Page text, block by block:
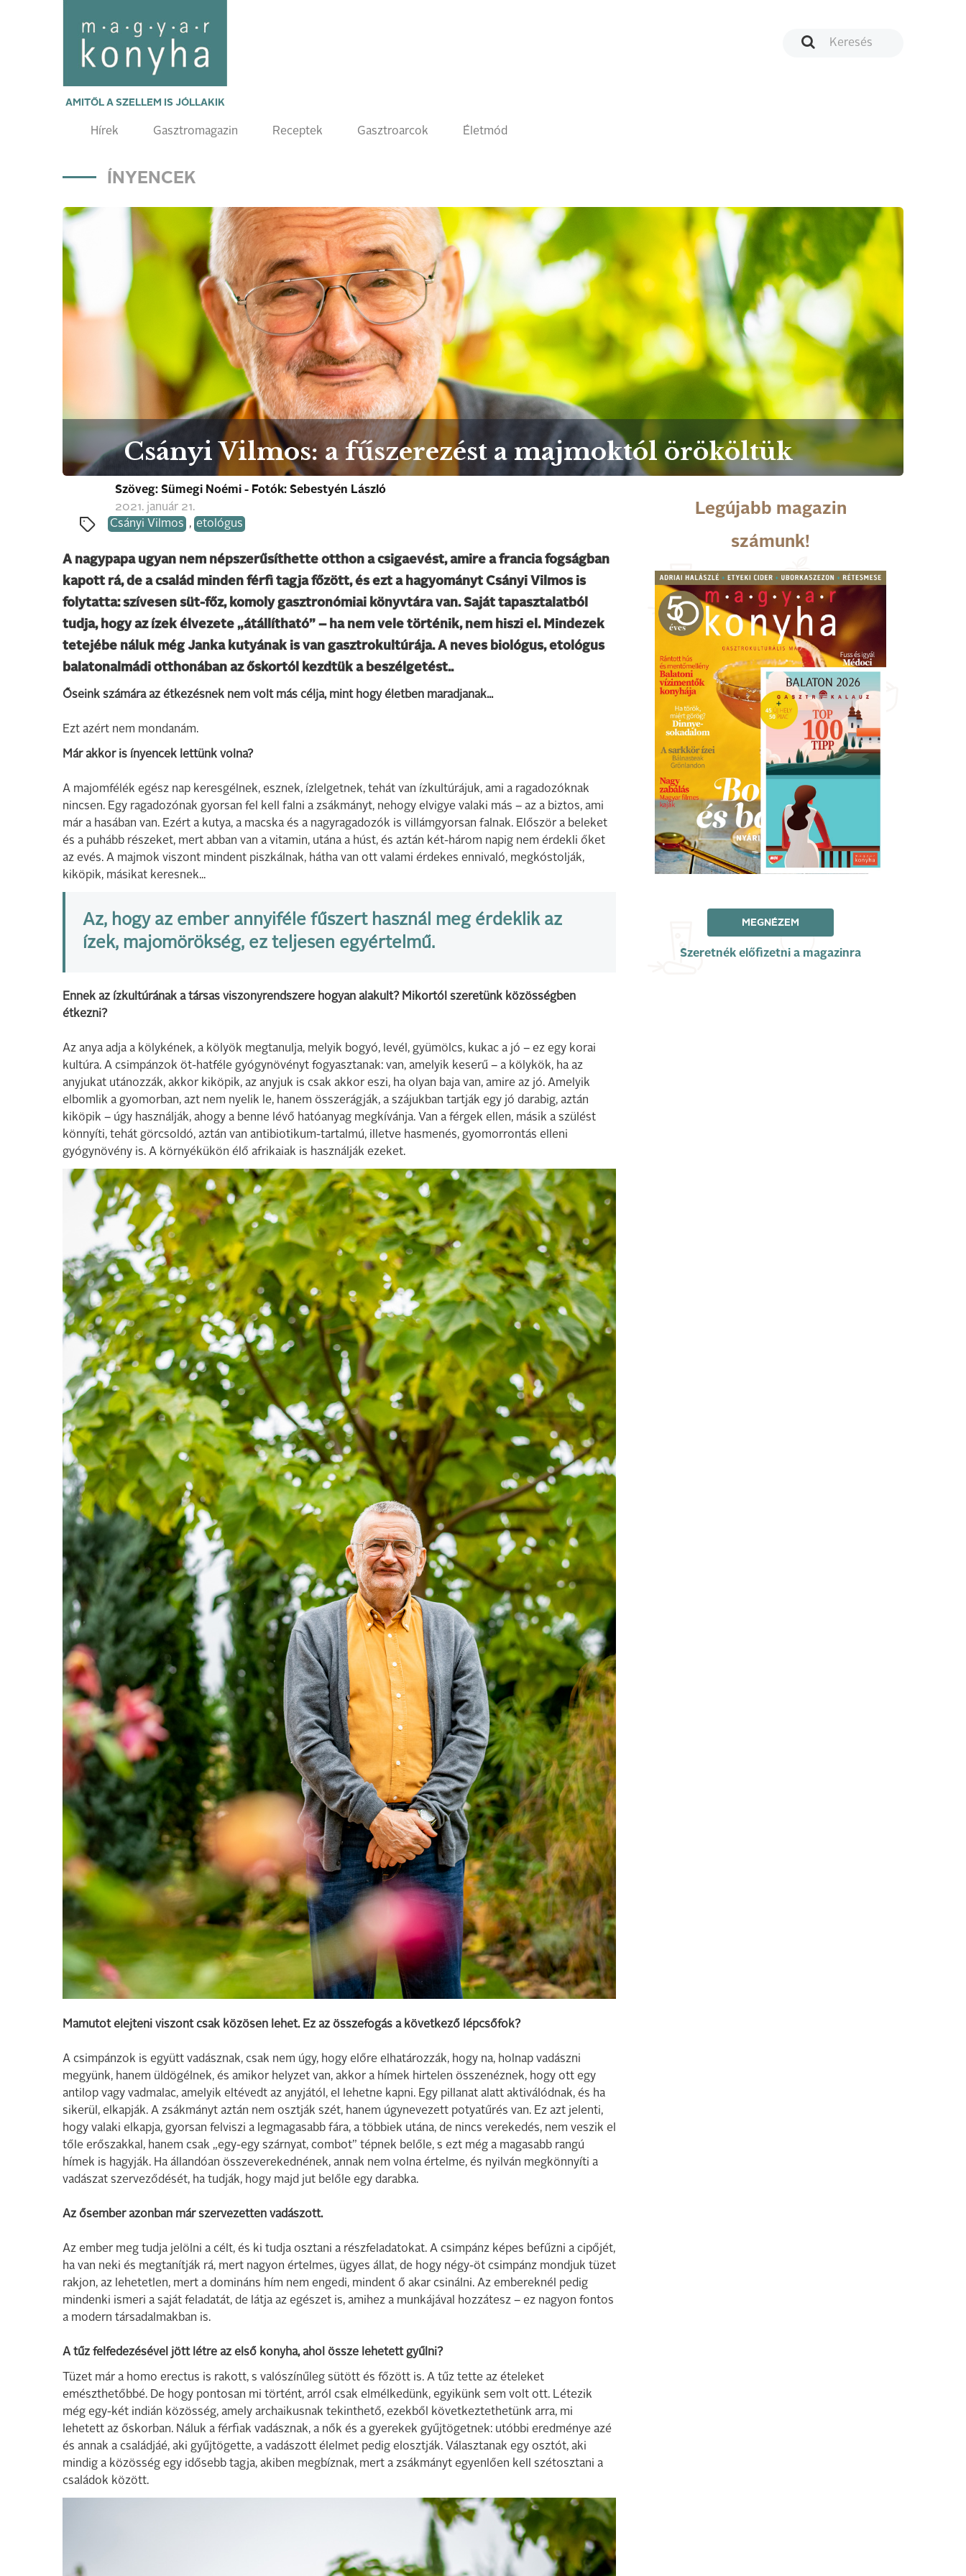
AMITŐL A SZELLEM IS JÓLLAKIK
Hírek Gasztromagazin Receptek Gasztroarcok Életmód
ÍNYENCEK
Csányi Vilmos: a fűszerezést a majmoktól örököltük
Szöveg: Sümegi Noémi - Fotók: Sebestyén László
2021. január 21.
Csányi Vilmos , etológus
A nagypapa ugyan nem népszerűsíthette otthon a csigaevést, amire a francia fogságban
kapott rá, de a család minden férfi tagja főzött, és ezt a hagyományt Csányi Vilmos is
folytatta: szívesen süt-főz, komoly gasztronómiai könyvtára van. Saját tapasztalatból
tudja, hogy az ízek élvezete „átállítható” – ha nem vele történik, nem hiszi el. Mindezek
tetejébe náluk még Janka kutyának is van gasztrokultúrája. A neves biológus, etológus
balatonalmádi otthonában az őskortól kezdtük a beszélgetést..
Őseink számára az étkezésnek nem volt más célja, mint hogy életben maradjanak...
Ezt azért nem mondanám.
Már akkor is ínyencek lettünk volna?
A majomfélék egész nap keresgélnek, esznek, ízlelgetnek, tehát van ízkultúrájuk, ami a ragadozóknak
nincsen. Egy ragadozónak gyorsan fel kell falni a zsákmányt, nehogy elvigye valaki más – az a biztos, ami
már a hasában van. Ezért a kutya, a macska és a nagyragadozók is villámgyorsan falnak. Először a beleket
és a puhább részeket, mert abban van a vitamin, utána a húst, és aztán két-három napig nem érdekli őket
az evés. A majmok viszont mindent piszkálnak, hátha van ott valami érdekes ennivaló, megkóstolják,
kiköpik, másikat keresnek...
Az, hogy az ember annyiféle fűszert használ meg érdeklik az
ízek, majomörökség, ez teljesen egyértelmű.
Ennek az ízkultúrának a társas viszonyrendszere hogyan alakult? Mikortól szeretünk közösségben
étkezni?
Az anya adja a kölykének, a kölyök megtanulja, melyik bogyó, levél, gyümölcs, kukac a jó – ez egy korai
kultúra. A csimpánzok öt-hatféle gyógynövényt fogyasztanak: van, amelyik keserű – a kölykök, ha az
anyjukat utánozzák, akkor kiköpik, az anyjuk is csak akkor eszi, ha olyan baja van, amire az jó. Amelyik
elbomlik a gyomorban, azt nem nyelik le, hanem összerágják, a szájukban tartják egy jó darabig, aztán
kiköpik – úgy használják, ahogy a benne lévő hatóanyag megkívánja. Van a férgek ellen, másik a szülést
könnyíti, tehát görcsoldó, aztán van antibiotikum-tartalmú, illetve hasmenés, gyomorrontás elleni
gyógynövény is. A környékükön élő afrikaiak is használják ezeket.
Mamutot elejteni viszont csak közösen lehet. Ez az összefogás a következő lépcsőfok?
A csimpánzok is együtt vadásznak, csak nem úgy, hogy előre elhatározzák, hogy na, holnap vadászni
megyünk, hanem üldögélnek, és amikor helyzet van, akkor a hímek hirtelen összenéznek, hogy ott egy
antilop vagy vadmalac, amelyik eltévedt az anyjától, el lehetne kapni. Egy pillanat alatt aktiválódnak, és ha
sikerül, elkapják. A zsákmányt aztán nem osztják szét, hanem úgynevezett potyatűrés van. Ez azt jelenti,
hogy valaki elkapja, gyorsan felviszi a legmagasabb fára, a többiek utána, de nincs verekedés, nem veszik el
tőle erőszakkal, hanem csak „egy-egy szárnyat, combot” tépnek belőle, s ezt még a magasabb rangú
hímek is hagyják. Ha állandóan összeverekednének, annak nem volna értelme, és nyilván megkönnyíti a
vadászat szerveződését, ha tudják, hogy majd jut belőle egy darabka.
Az ősember azonban már szervezetten vadászott.
Az ember meg tudja jelölni a célt, és ki tudja osztani a részfeladatokat. A csimpánz képes befűzni a cipőjét,
ha van neki és megtanítják rá, mert nagyon értelmes, ügyes állat, de hogy négy-öt csimpánz mondjuk tüzet
rakjon, az lehetetlen, mert a domináns hím nem engedi, mindent ő akar csinálni. Az embereknél pedig
mindenki ismeri a saját feladatát, de látja az egészet is, amihez a munkájával hozzátesz – ez nagyon fontos
a modern társadalmakban is.
A tűz felfedezésével jött létre az első konyha, ahol össze lehetett gyűlni?
Tüzet már a homo erectus is rakott, s valószínűleg sütött és főzött is. A tűz tette az ételeket
emészthetőbbé. De hogy pontosan mi történt, arról csak elmélkedünk, egyikünk sem volt ott. Létezik
még egy-két indián közösség, amely archaikusnak tekinthető, ezekből következtethetünk arra, mi
lehetett az őskorban. Náluk a férfiak vadásznak, a nők és a gyerekek gyűjtögetnek: utóbbi eredménye azé
és annak a családjáé, aki gyűjtögette, a vadászott élelmet pedig elosztják. Választanak egy osztót, aki
mindig a közösség egy idősebb tagja, akiben megbíznak, mert a zsákmányt egyenlően kell szétosztani a
családok között.
Legújabb magazin
számunk!
MEGNÉZEM
Szeretnék előfizetni a magazinra